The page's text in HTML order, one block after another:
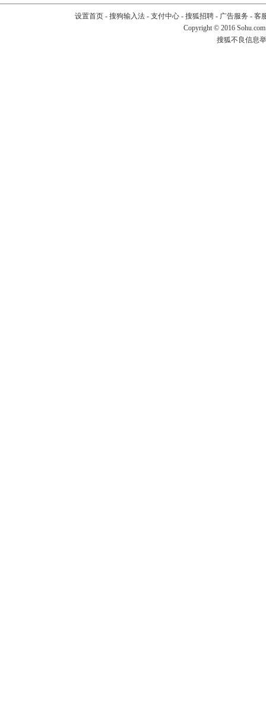
设置首页- 搜狗输入法- 支付中心- 搜狐招聘- 广告服务 - 客
Copyright © 2016
搜狐不良信息